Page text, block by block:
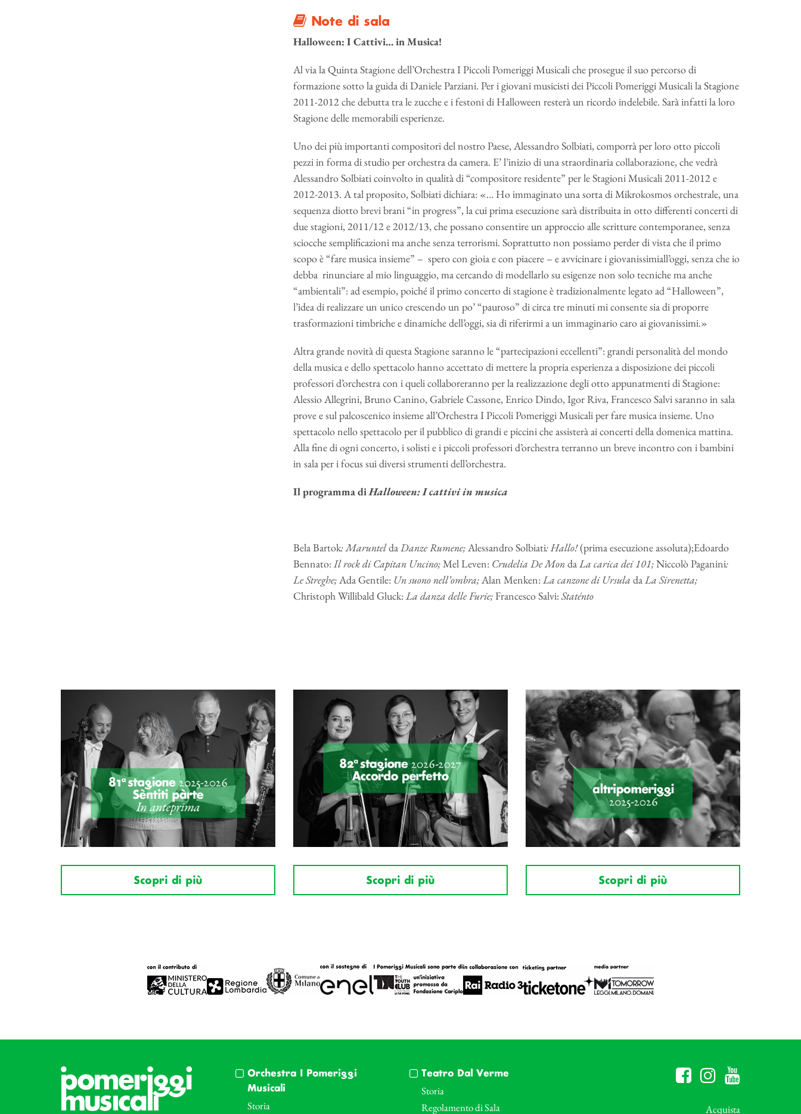
Note di sala
Halloween: I Cattivi… in Musica!
Al via la Quinta Stagione dell’Orchestra I Piccoli Pomeriggi Musicali che prosegue il suo percorso di
formazione sotto la guida di Daniele Parziani. Per i giovani musicisti dei Piccoli Pomeriggi Musicali la Stagione
2011-2012 che debutta tra le zucche e i festoni di Halloween resterà un ricordo indelebile. Sarà infatti la loro
Stagione delle memorabili esperienze.
Uno dei più importanti compositori del nostro Paese, Alessandro Solbiati, comporrà per loro otto piccoli
pezzi in forma di studio per orchestra da camera. E’ l’inizio di una straordinaria collaborazione, che vedrà
Alessandro Solbiati coinvolto in qualità di “compositore residente” per le Stagioni Musicali 2011-2012 e
2012-2013. A tal proposito, Solbiati dichiara: «… Ho immaginato una sorta di Mikrokosmos orchestrale, una
sequenza diotto brevi brani “in progress”, la cui prima esecuzione sarà distribuita in otto differenti concerti di
due stagioni, 2011/12 e 2012/13, che possano consentire un approccio alle scritture contemporanee, senza
sciocche semplificazioni ma anche senza terrorismi. Soprattutto non possiamo perder di vista che il primo
scopo è “fare musica insieme” – spero con gioia e con piacere – e avvicinare i giovanissimiall’oggi, senza che io
debba rinunciare al mio linguaggio, ma cercando di modellarlo su esigenze non solo tecniche ma anche
“ambientali”: ad esempio, poiché il primo concerto di stagione è tradizionalmente legato ad “Halloween”,
l’idea di realizzare un unico crescendo un po’ “pauroso” di circa tre minuti mi consente sia di proporre
trasformazioni timbriche e dinamiche dell’oggi, sia di riferirmi a un immaginario caro ai giovanissimi.»
Altra grande novità di questa Stagione saranno le “partecipazioni eccellenti”: grandi personalità del mondo
della musica e dello spettacolo hanno accettato di mettere la propria esperienza a disposizione dei piccoli
professori d’orchestra con i queli collaboreranno per la realizzazione degli otto appunatmenti di Stagione:
Alessio Allegrini, Bruno Canino, Gabriele Cassone, Enrico Dindo, Igor Riva, Francesco Salvi saranno in sala
prove e sul palcoscenico insieme all’Orchestra I Piccoli Pomeriggi Musicali per fare musica insieme. Uno
spettacolo nello spettacolo per il pubblico di grandi e piccini che assisterà ai concerti della domenica mattina.
Alla fine di ogni concerto, i solisti e i piccoli professori d’orchestra terranno un breve incontro con i bambini
in sala per i focus sui diversi strumenti dell’orchestra.
Il programma diHalloween: I cattivi in musica
Bela Bartok:MarunteldaDanze Rumene;Alessandro Solbiati:Hallo!(prima esecuzione assoluta);Edoardo
Bennato:Il rock di Capitan Uncino;Mel Leven:Crudelia De MondaLa carica dei 101;Niccolò Paganini:
Le Streghe;Ada Gentile: Un suono nell’ombra;Alan Menken:La canzone di Ursula daLa Sirenetta;
Christoph Willibald Gluck:La danza delle Furie; Francesco Salvi:Staténto
Scopri di più Scopri di più Scopri di più
Orchestra I Pomeriggi
Musicali
Storia
Teatro Dal Verme
Storia
Regolamento di Sala
Acquista